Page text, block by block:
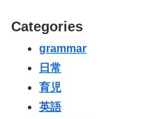
Categories
grammar
日常
育児
英語